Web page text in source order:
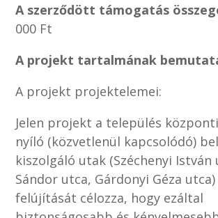
A szerződött támogatás
000 Ft
A projekt tartalmának
A projekt projektelemei:
Jelen projekt a település
nyíló (közvetlenül kapcsolódó)
kiszolgáló utak (Széchenyi István
Sándor utca, Gárdonyi Géza
felújítását célozza, hogy ezáltal